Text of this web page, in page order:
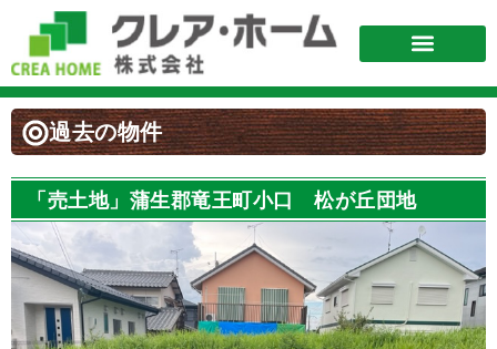
過去の物件
「売土地」蒲生郡竜王町小口 松が丘団地